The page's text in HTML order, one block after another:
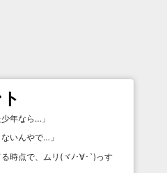
少年なら… 」
ないんやで… 」
る時点で、ムリ(ヾﾉ･∀･`)っす